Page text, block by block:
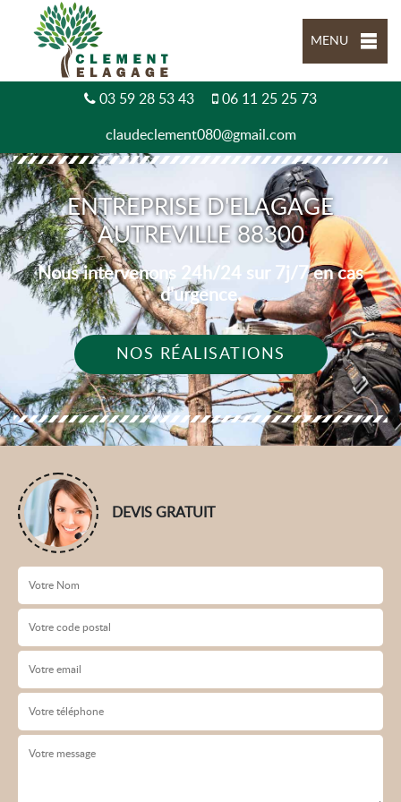
MENU
03 59 28 53 43 06 11 25 25 73
claudeclement080@gmail.com
ENTREPRISE D'ELAGAGE
AUTREVILLE 88300
Nous intervenons 24h/24 sur 7j/7 en cas
d'urgence.
NOS RÉALISATIONS
DEVIS GRATUIT